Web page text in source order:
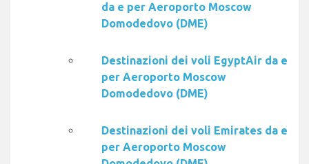
da e per Aeroporto Moscow
Domodedovo (DME)
Destinazioni dei voli EgyptAir da e
per Aeroporto Moscow
Domodedovo (DME)
Destinazioni dei voli Emirates da e
per Aeroporto Moscow